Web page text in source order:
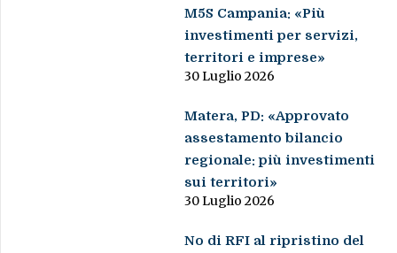
M5S Campania: «Più
investimenti per servizi,
territori e imprese»
30 Luglio 2026
Matera, PD: «Approvato
assestamento bilancio
regionale: più investimenti
sui territori»
30 Luglio 2026
No di RFI al ripristino del